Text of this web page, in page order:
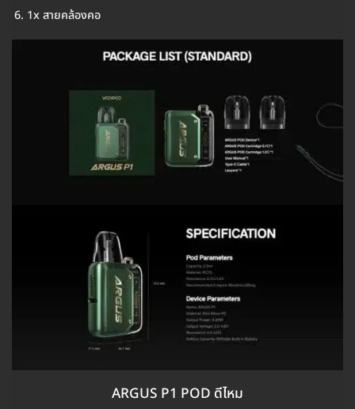
1x สายคล้องคอ
ARGUS P1 POD ดีไหม